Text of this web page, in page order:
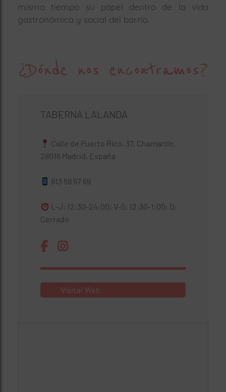
mismo tiempo su papel dentro de la vida
gastronómica y social del barrio.
¿Dónde nos encontramos?
TABERNA LALANDA
Calle de Puerto Rico, 37, Chamartín,
28016 Madrid, España
913 59 57 69
L-J: 12:30-24:00; V-S: 12:30-1:00; D:
Cerrado
Visitar Web